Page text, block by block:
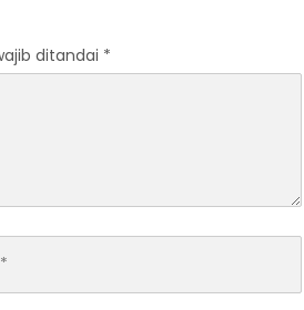
ditandai *